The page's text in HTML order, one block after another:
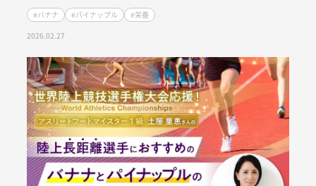
#バナナ #パイナップル
#栄養
2026.02.27